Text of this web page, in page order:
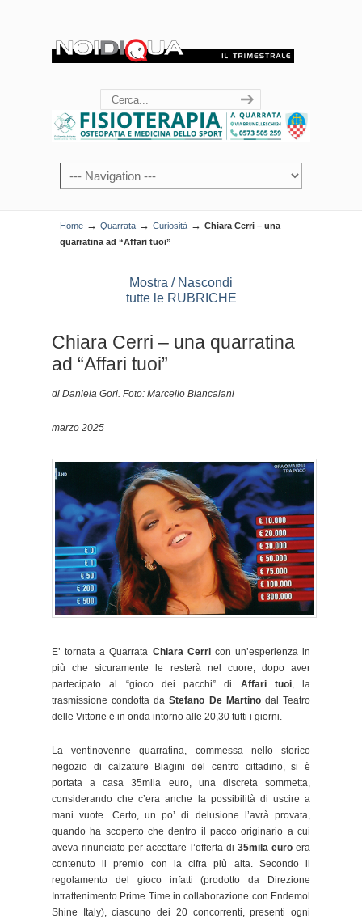
Home → Quarrata → Curiosità → Chiara Cerri – una
quarratina ad “Affari tuoi”
Mostra / Nascondi
tutte le RUBRICHE
Chiara Cerri – una quarratina
ad “Affari tuoi”
di Daniela Gori. Foto: Marcello Biancalani
marzo 2025
E’ tornata a Quarrata Chiara Cerricon un’esperienza in
più che sicuramente le resterà nel cuore, dopo aver
partecipato al “gioco dei pacchi” di Affari tuoi, la
trasmissione condotta daStefano De Martinodal Teatro
delle Vittorie e in onda intorno alle 20,30 tutti i giorni.
La ventinovenne quarratina, commessa nello storico
negozio di calzature Biagini del centro cittadino, si è
portata a casa 35mila euro, una discreta sommetta,
considerando che c’era anche la possibilità di uscire a
mani vuote. Certo, un po’ di delusione l’avrà provata,
quando ha scoperto che dentro il pacco originario a cui
aveva rinunciato per accettare l’offerta di 35mila euroera
contenuto il premio con la cifra più alta. Secondo il
regolamento del gioco infatti (prodotto da Direzione
Intrattenimento Prime Time in collaborazione con Endemol
Shine Italy), ciascuno dei 20 concorrenti, presenti ogni